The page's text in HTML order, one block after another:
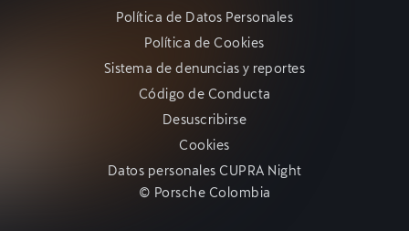
Política de Datos Personales
Política de Cookies
Sistema de denuncias y reportes
Código de Conducta
Desuscribirse
Cookies
Datos personales CUPRA Night
© Porsche Colombia